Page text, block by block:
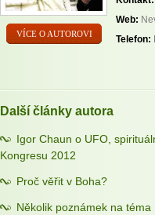
VÍCE O AUTOROVI
Web:
Telefon:
Další články autora
Igor Chaun o UFO,
Kongresu 2012
Proč věřit v Boha?
Několik poznámek na téma